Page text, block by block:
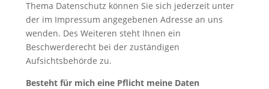
Thema Datenschutz können Sie sich jederzeit unter
der im Impressum angegebenen Adresse an uns
wenden. Des Weiteren steht Ihnen ein
Beschwerderecht bei der zuständigen
Aufsichtsbehörde zu.
Besteht für mich eine Pflicht meine Daten